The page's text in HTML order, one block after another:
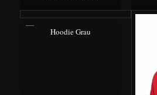
Hoodie Grau